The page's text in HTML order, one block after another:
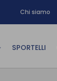
Chi siamo
SPORTELLI